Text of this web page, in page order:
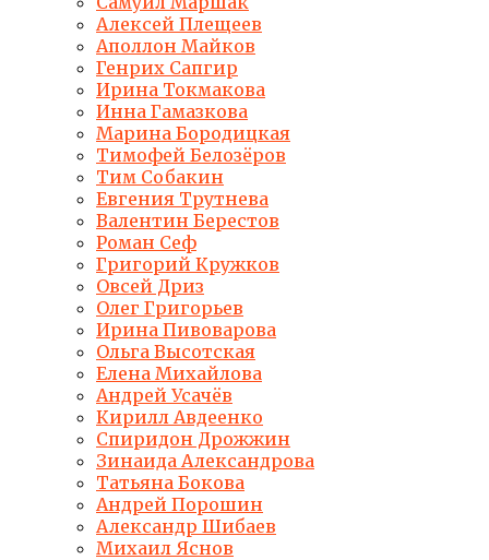
Алексей Плещеев
Аполлон Майков
Генрих Сапгир
Ирина Токмакова
Инна Гамазкова
Марина Бородицкая
Тимофей Белозёров
Тим Собакин
Евгения Трутнева
Валентин Берестов
Роман Сеф
Григорий Кружков
Овсей Дриз
Олег Григорьев
Ирина Пивоварова
Ольга Высотская
Елена Михайлова
Андрей Усачёв
Кирилл Авдеенко
Спиридон Дрожжин
Зинаида Александрова
Татьяна Бокова
Андрей Порошин
Александр Шибаев
Михаил Яснов